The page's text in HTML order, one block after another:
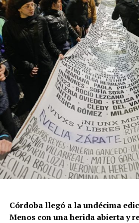
Por Francisco Pandolfi
Córdoba llegó a la undécima
Menos con una herida abierta y